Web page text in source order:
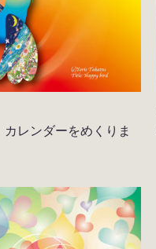
レンダーをめくりま